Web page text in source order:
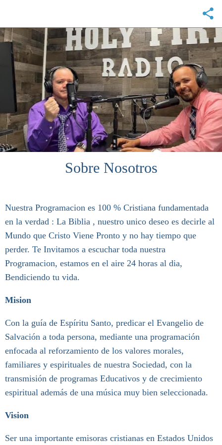
Sobre Nosotros
Nuestra Programacion es 100 % Cristiana fundamentada
en la verdad : La Biblia , nuestro unico deseo es decirle al
Mundo que Cristo Viene Pronto y no hay tiempo que
perder. Te Invitamos a escuchar toda nuestra
Programacion, estamos en el aire 24 horas al dia,
Bendiciendo tu vida.
Mision
Con la guía de Espíritu Santo, predicar el Evangelio de
Salvación a toda persona, mediante una programación
enfocada al reforzamiento de los valores morales,
familiares y espirituales de nuestra Sociedad, con la
transmisión de programas Educativos y de crecimiento
espiritual además de una música muy bien seleccionada.
Vision
Ser una importante emisoras cristianas en Estados Unidos